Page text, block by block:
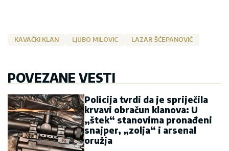
KAVAČKI KLAN LJUBO MILOVIC LAZAR ŠĆEPANOVIĆ
POVEZANE VESTI
Policija tvrdi da je spriječila
krvavi obračun klanova: U
„štek“ stanovima pronađeni
snajper, „zolja“ i arsenal
oružja